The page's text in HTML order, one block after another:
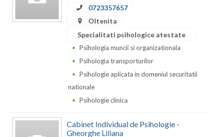
0723357657
Oltenita
Specialitati psihologice atestate
Psihologia muncii si organizationala
Psihologia transporturilor
Psihologie aplicata in domeniul securitatii
nationale
Psihologie clinica
Cabinet Individual de Psihologie -
Gheorghe Liliana